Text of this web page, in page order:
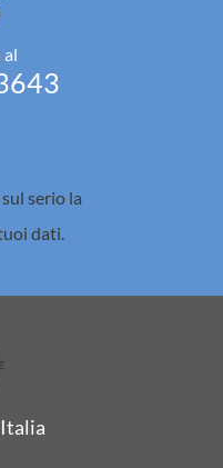
al
serio la
dati.